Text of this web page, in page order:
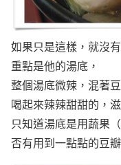
如果只是這樣，就沒
重點是他的湯底，
整個湯底微辣，混著
喝起來辣辣甜甜的，
只知道湯底是用蔬果
否有用到一點點的豆瓣